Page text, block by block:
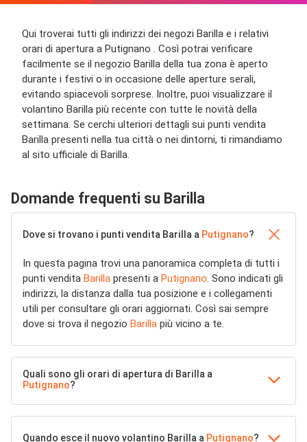
Qui troverai tutti gli indirizzi dei negozi Barilla e i relativi
orari di apertura a Putignano . Così potrai verificare
facilmente se il negozio Barilla della tua zona è aperto
durante i festivi o in occasione delle aperture serali,
evitando spiacevoli sorprese. Inoltre, puoi visualizzare il
volantino Barilla più recente con tutte le novità della
settimana. Se cerchi ulteriori dettagli sui punti vendita
Barilla presenti nella tua città o nei dintorni, ti rimandiamo
al sito ufficiale di Barilla.
Domande frequenti su Barilla
Dove si trovano i punti vendita Barilla a Putignano?
In questa pagina trovi una panoramica completa di tutti i
punti vendita Barilla presenti a Putignano. Sono indicati gli
indirizzi, la distanza dalla tua posizione e i collegamenti
utili per consultare gli orari aggiornati. Così sai sempre
dove si trova il negozio Barilla più vicino a te.
Quali sono gli orari di apertura di Barilla a
Putignano?
Quando esce il nuovo volantino Barilla a Putignano?